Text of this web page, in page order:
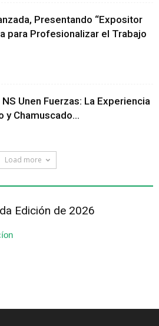
Presentando “Expositor
para Profesionalizar el Trabajo
Unen Fuerzas: La Experiencia
y Chamuscado...
Load more
Edición de 2026